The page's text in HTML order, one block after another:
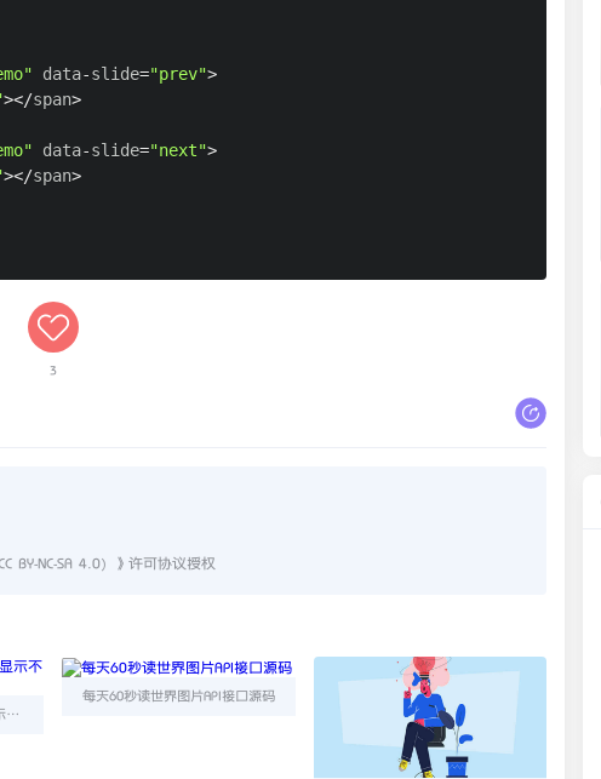
data-slide="prev">
></span>
data-slide="next">
></span>
3
BY-NC-SA 4.0) 》许可协议授权
Typecho不同分类文章标题显示不同颜色
每天60秒读世界图片API接口源码